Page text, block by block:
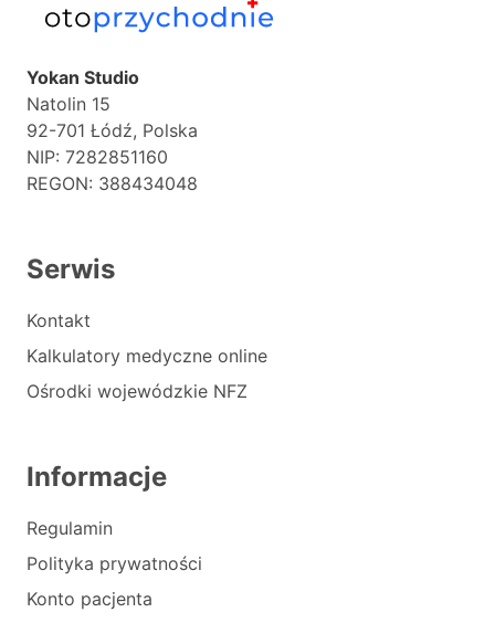
Yokan Studio
Natolin 15
92-701 Łódź, Polska
NIP: 7282851160
REGON: 388434048
Serwis
Kontakt
Kalkulatory medyczne online
Ośrodki wojewódzkie NFZ
Informacje
Regulamin
Polityka prywatności
Konto pacjenta